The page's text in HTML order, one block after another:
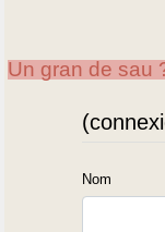
Un gran de sau
Nom